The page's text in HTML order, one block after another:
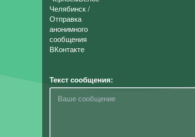
Текст сообщения: